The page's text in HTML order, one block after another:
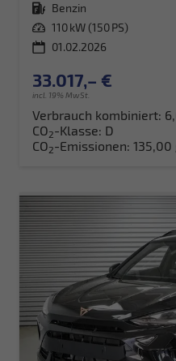
Kraftstoff Benzin
Leistung 110 kW (150 PS)
01.02.2026
33.017,– €
incl. 19% MwSt.
Verbrauch kombiniert:
CO2-Klasse: D
CO2-Emissionen: